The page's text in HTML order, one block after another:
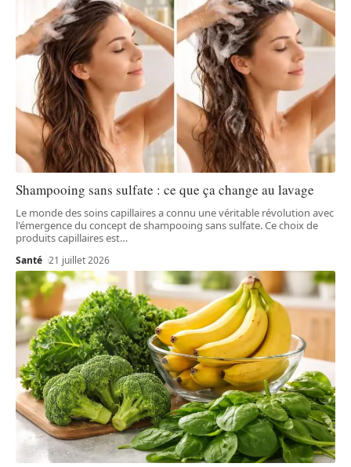
Shampooing sans sulfate : ce que ça change au lavage
Le monde des soins capillaires a connu une véritable révolution avec
l'émergence du concept de shampooing sans sulfate. Ce choix de
produits capillaires est…
Santé 21 juillet 2026